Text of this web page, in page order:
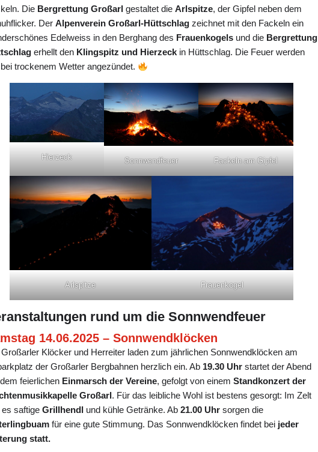
Die Bergrettung Großarlgestaltet die Arlspitze, der Gipfel neben dem
Der Alpenverein Großarl-Hüttschlagzeichnet mit den Fackeln ein
Edelweiss in den Berghang des Frauenkogels und die Bergrettung
erhellt den Klingspitz und Hierzeck in Hüttschlag. Die Feuer werden
trockenem Wetter angezündet.
Hierzeck Sonnwendfeuer Fackeln am Gipfel
Arlspitze Frauenkogel
rund um die Sonnwendfeuer
14.06.2025 – Sonnwendklöcken
Großarler Klöcker und Herreiter laden zum jährlichen Sonnwendklöcken am
der Großarler Bergbahnen herzlich ein. Ab 19.30 Uhrstartet der Abend
feierlichen Einmarsch der Vereine, gefolgt von einem Standkonzert der
Großarl. Für das leibliche Wohl ist bestens gesorgt: Im Zelt
es saftige Grillhendlund kühle Getränke. Ab 21.00 Uhrsorgen die
für eine gute Stimmung. Das Sonnwendklöcken findet bei jeder
statt.